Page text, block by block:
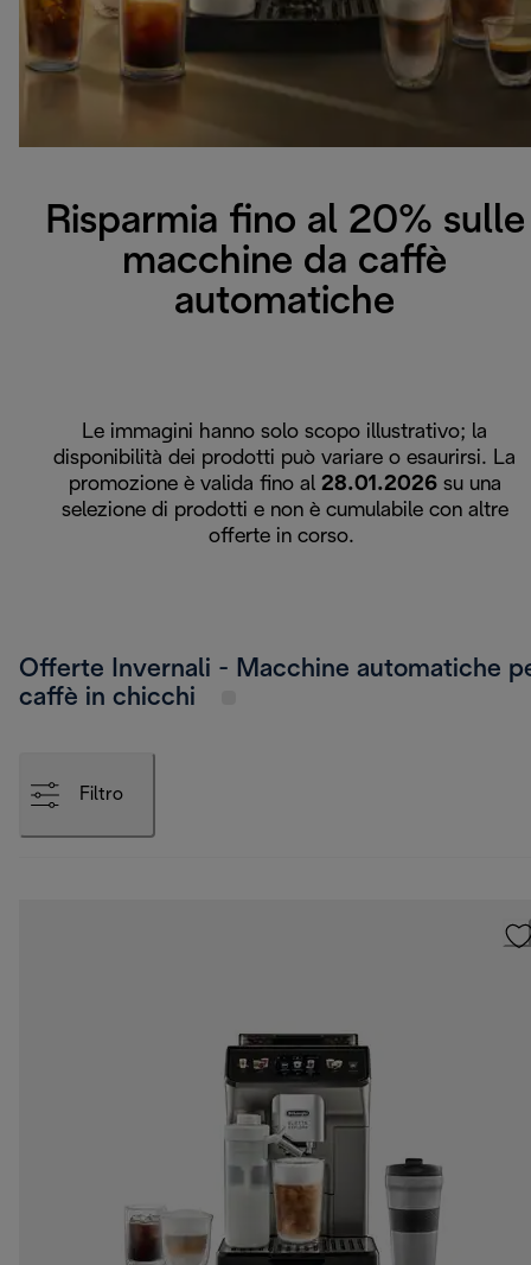
Risparmia fino al 20% sulle
macchine da caffè
automatiche
Le immagini hanno solo scopo illustrativo; la
disponibilità dei prodotti può variare o esaurirsi. La
promozione è valida fino al 28.01.2026su una
selezione di prodotti e non è cumulabile con altre
offerte in corso.
Offerte Invernali - Macchine automatiche
caffè in chicchi
Filtro